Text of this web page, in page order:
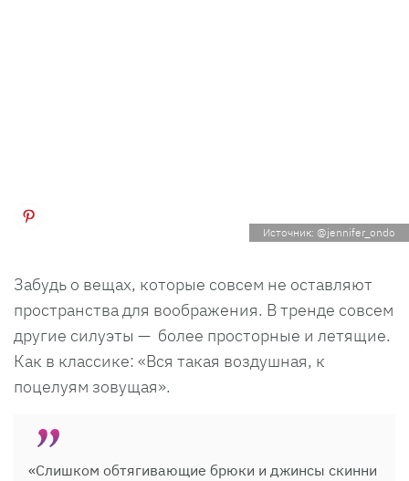
Источник: @jennifer_ondo
Забудь о вещах, которые совсем не оставляют
пространства для воображения. В тренде совсем
другие силуэты — более просторные и летящие.
Как в классике: «Вся такая воздушная, к
поцелуям зовущая».
«Слишком обтягивающие брюки и джинсы скинни